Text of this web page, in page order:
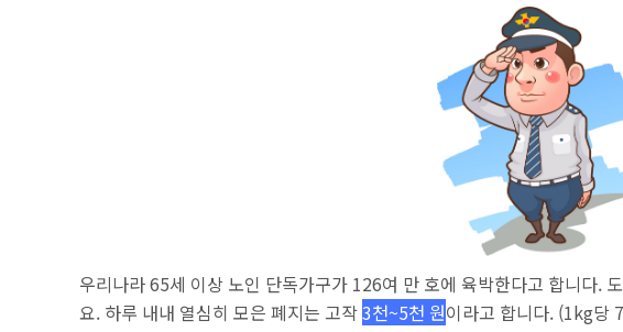
우리나라 65세 이상 노인 단독가구가 126여 만 호에 육박한다고 합니다.
요. 하루 내내 열심히 모은 폐지는 고작3천~5천 원이라고 합니다. (1kg당